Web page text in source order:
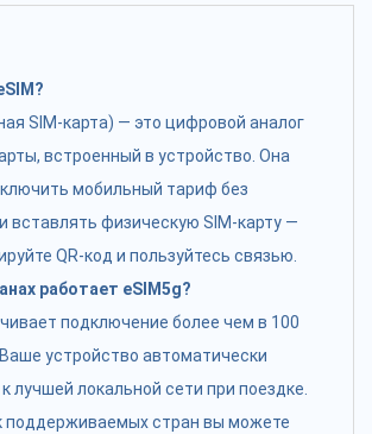
SIM-карта) — это цифровой аналог
встроенный в устройство. Она
мобильный тариф без
вставлять физическую SIM-карту —
QR-код и пользуйтесь связью.
работает eSIM5g?
подключение более чем в 100
устройство автоматически
лучшей локальной сети при поездке.
поддерживаемых стран вы можете